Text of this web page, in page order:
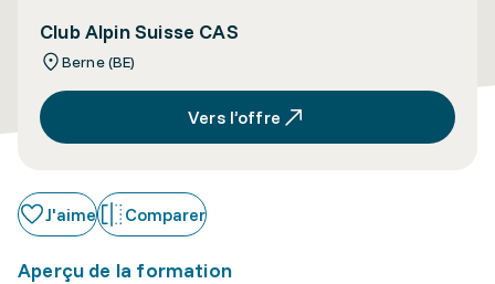
Club Alpin Suisse CAS
Berne (BE)
Vers l’offre
J'aime Comparer
Aperçu de la formation